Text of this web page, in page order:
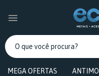
MEGA OFERTAS